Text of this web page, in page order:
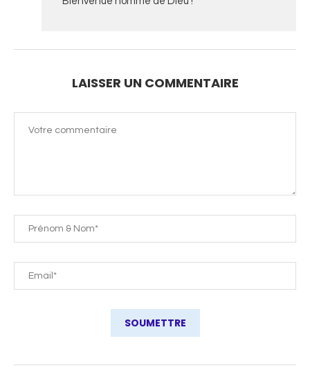
LAISSER UN COMMENTAIRE